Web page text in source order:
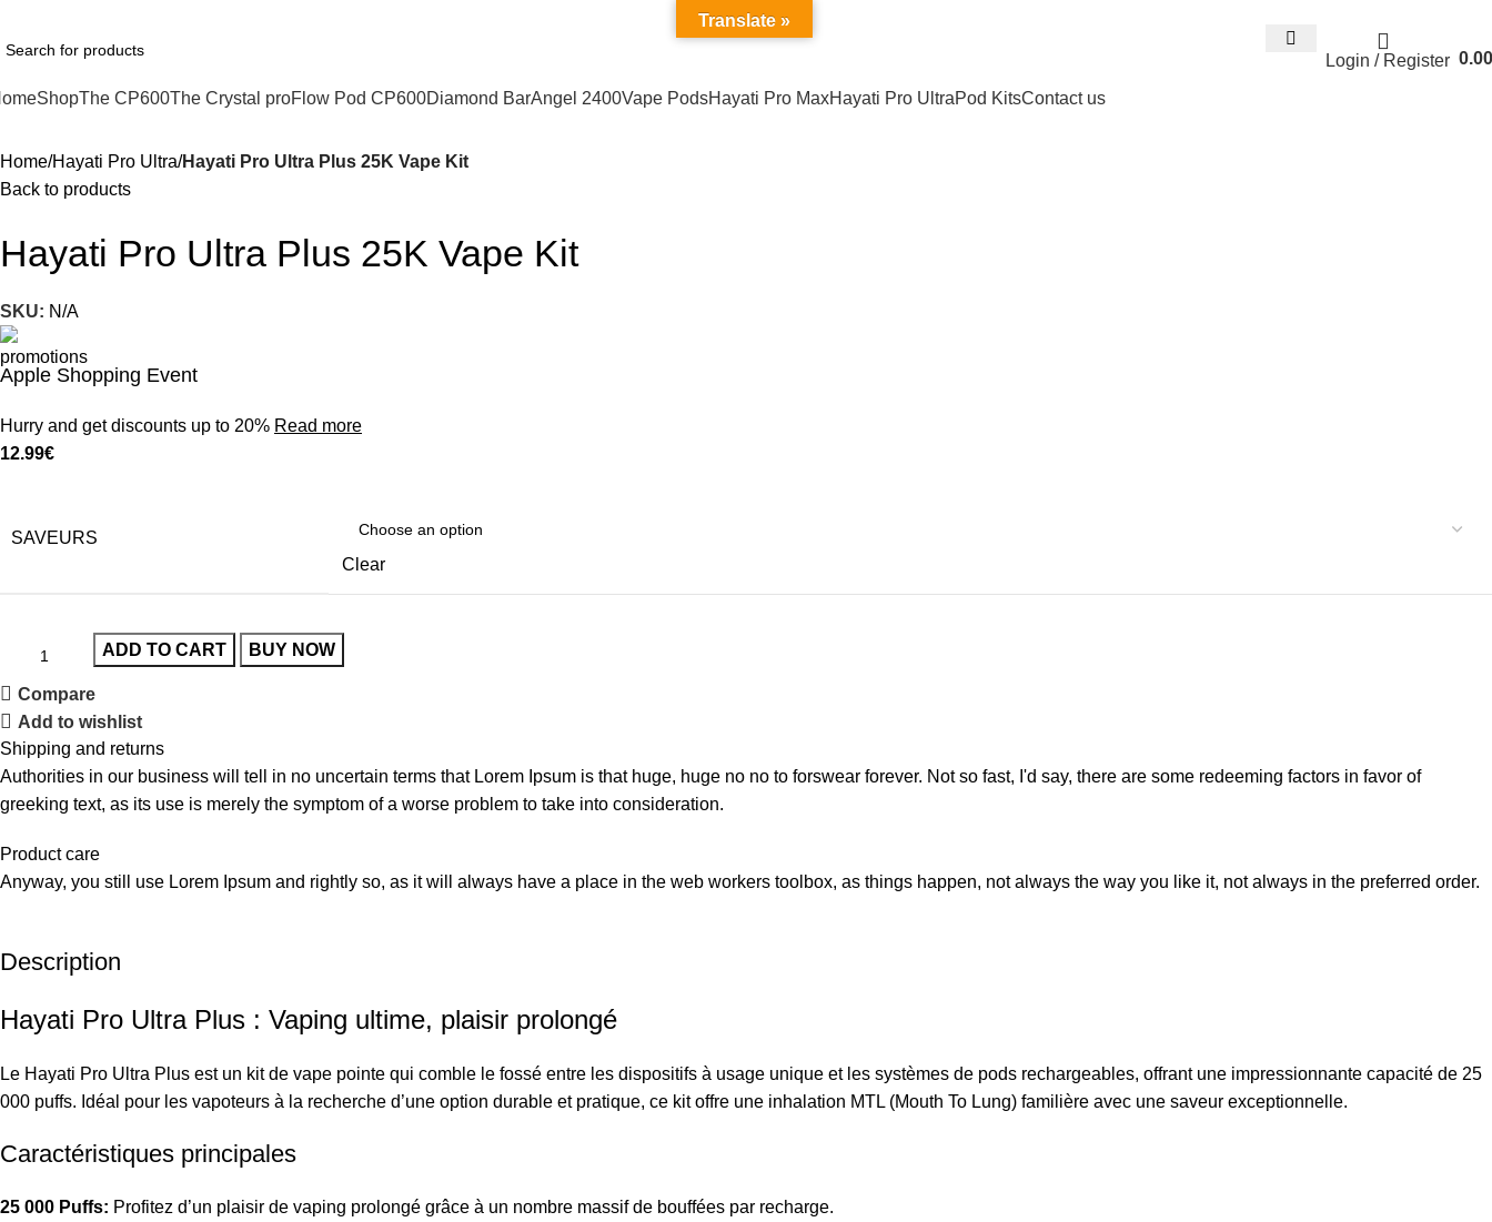
Address : California USA
Login / Register 0.00
ShopThe CP600The Crystal proFlow Pod CP600Diamond BarAngel 2400Vape PodsHayati Pro MaxHayati Pro UltraPod KitsContact us
Home Hayati Pro Ultra Hayati Pro Ultra Plus 25K Vape Kit
Back to products
Hayati Pro Ultra Plus 25K Vape Kit
SKU: N/A
Apple Shopping Event
Hurry and get discounts up to 20% Read more
12.99€
SAVEURS
Clear
ADD TO CART BUY NOW
Compare
Add to wishlist
Shipping and returns
Authorities in our business will tell in no uncertain terms that Lorem Ipsum is that huge, huge no no to forswear forever. Not so fast, I'd say, there are some redeeming factors in favor of
greeking text, as its use is merely the symptom of a worse problem to take into consideration.
Product care
Anyway, you still use Lorem Ipsum and rightly so, as it will always have a place in the web workers toolbox, as things happen, not always the way you like it, not always in the preferred order.
Description
Hayati Pro Ultra Plus : Vaping ultime, plaisir prolongé
Le Hayati Pro Ultra Plus est un kit de vape pointe qui comble le fossé entre les dispositifs à usage unique et les systèmes de pods rechargeables, offrant une impressionnante capacité de 25
000 puffs. Idéal pour les vapoteurs à la recherche d’une option durable et pratique, ce kit offre une inhalation MTL (Mouth To Lung) familière avec une saveur exceptionnelle.
Caractéristiques principales
25 000 Puffs: Profitez d’un plaisir de vaping prolongé grâce à un nombre massif de bouffées par recharge.
Translate »